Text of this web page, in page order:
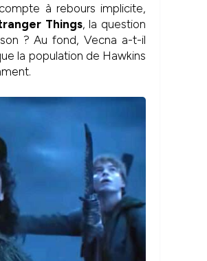
à rebours implicite,
Things, la question
? Au fond, Vecna a-t-il
la population de Hawkins